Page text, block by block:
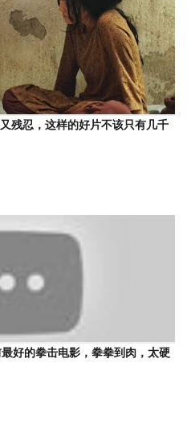
残忍，这样的好片不该只有几千
好的拳击电影，拳拳到肉，太硬